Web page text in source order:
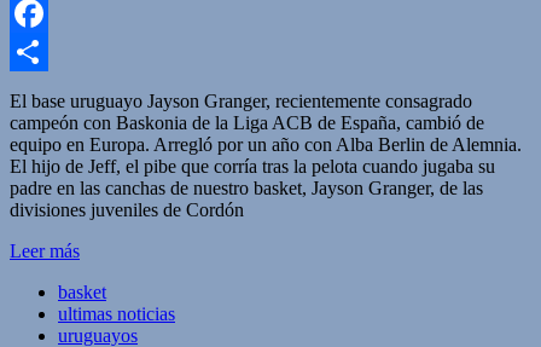
WhatsApp
Facebook
Compartir
El base uruguayo Jayson Granger, recientemente consagrado
campeón con Baskonia de la Liga ACB de España, cambió de
equipo en Europa. Arregló por un año con Alba Berlin de Alemnia.
El hijo de Jeff, el pibe que corría tras la pelota cuando jugaba su
padre en las canchas de nuestro basket, Jayson Granger, de las
divisiones juveniles de Cordón
Leer más
basket
ultimas noticias
uruguayos